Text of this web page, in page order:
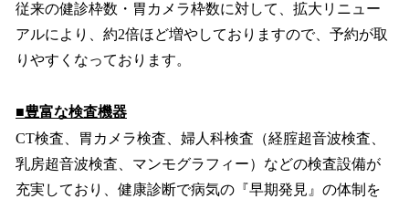
従来の健診枠数・胃カメラ枠数に対して、拡大リニュー
アルにより、約2倍ほど増やしておりますので、予約が取
りやすくなっております。
■豊富な検査機器
CT検査、胃カメラ検査、婦人科検査（経腟超音波検査、
乳房超音波検査、マンモグラフィー）などの検査設備が
充実しており、健康診断で病気の『早期発見』の体制を